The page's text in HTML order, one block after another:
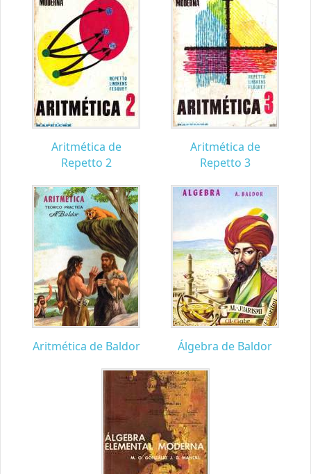
Aritmética de
Repetto 2
Aritmética de
Repetto 3
Aritmética de Baldor Álgebra de Baldor